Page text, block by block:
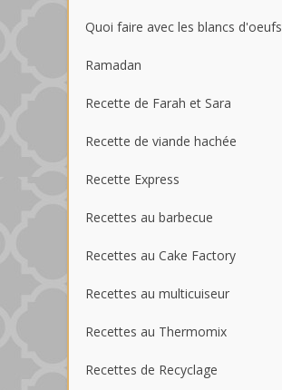
Quoi faire avec les blancs d'oeufs
Ramadan
Recette de Farah et Sara
Recette de viande hachée
Recette Express
Recettes au barbecue
Recettes au Cake Factory
Recettes au multicuiseur
Recettes au Thermomix
Recettes de Recyclage